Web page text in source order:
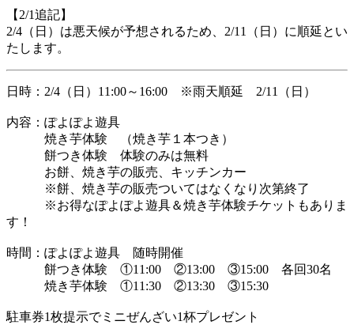
【2/1追記】
2/4（日）は悪天候が予想されるため、2/11（日）に順延とい
たします。
日時：2/4（日）11:00～16:00 ※雨天順延 2/11（日）
内容：ぽよぽよ遊具
焼き芋体験 （焼き芋１本つき）
餅つき体験 体験のみは無料
お餅、焼き芋の販売、キッチンカー
※餅、焼き芋の販売ついてはなくなり次第終了
※お得なぽよぽよ遊具＆焼き芋体験チケットもありま
す！
時間：ぽよぽよ遊具 随時開催
餅つき体験 ①11:00 ②13:00 ③15:00 各回30名
焼き芋体験 ①11:30 ②13:30 ③15:30
駐車券1枚提示でミニぜんざい1杯プレゼント